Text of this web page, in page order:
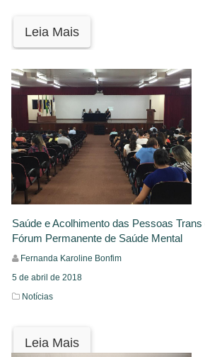
Leia Mais
Saúde e Acolhimento das Pessoas Trans
Fórum Permanente de Saúde Mental
Fernanda Karoline Bonfim
5 de abril de 2018
Notícias
Leia Mais